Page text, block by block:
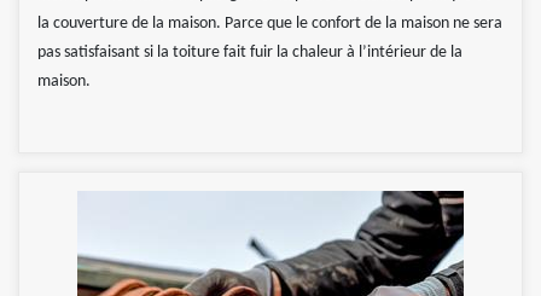
la couverture de la maison. Parce que le confort de la maison ne sera
pas satisfaisant si la toiture fait fuir la chaleur à l’intérieur de la
maison.